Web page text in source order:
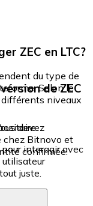
ZEC en LTC?
du type de
Selon le
niveaux
de ZEC
devez
chez Bitnovo et
confirmée.
interagir avec
utilisateur
juste.